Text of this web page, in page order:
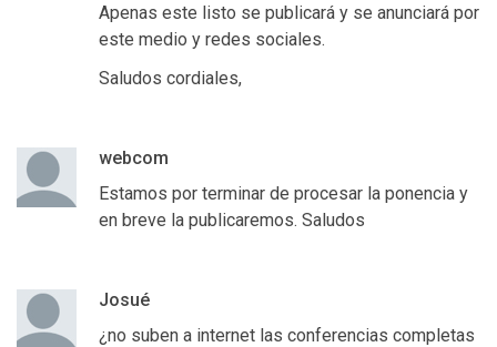
Apenas este listo se publicará y se anunciará por
este medio y redes sociales.
Saludos cordiales,
webcom
Estamos por terminar de procesar la ponencia y
en breve la publicaremos. Saludos
Josué
¿no suben a internet las conferencias completas